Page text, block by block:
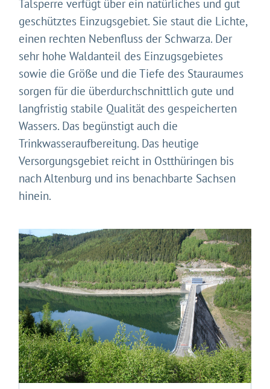
Talsperre verfügt über ein natürliches und gut
geschütztes Einzugsgebiet. Sie staut die Lichte,
einen rechten Nebenfluss der Schwarza. Der
sehr hohe Waldanteil des Einzugsgebietes
sowie die Größe und die Tiefe des Stauraumes
sorgen für die überdurchschnittlich gute und
langfristig stabile Qualität des gespeicherten
Wassers. Das begünstigt auch die
Trinkwasseraufbereitung. Das heutige
Versorgungsgebiet reicht in Ostthüringen bis
nach Altenburg und ins benachbarte Sachsen
hinein.